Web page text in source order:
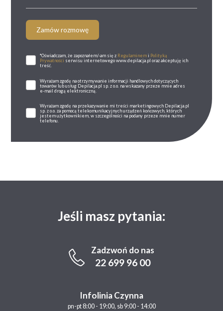
Zamów rozmowę
*Oświadczam, że zapoznałem/-am się z Regulaminemi Polityką
Prywatności serwisu internetowego www.depilacja.pl oraz akceptuję ich
treść.
Wyrażam zgodę na otrzymywanie informacji handlowych dotyczących
towarów lub usług Depilacja.pl sp. z o.o. na wskazany przeze mnie adres
e-mail drogą elektroniczną.
Wyrażam zgodę na przekazywanie mi treści marketingowych Depilacja.pl
sp. z o.o. za pomocą telekomunikacyjnych urządzeń końcowych, których
jestem użytkownikiem, w szczególności na podany przeze mnie numer
telefonu.
Jeśli masz pytania:
Zadzwoń do nas
22 699 96 00
Infolinia Czynna
pn-pt 8:00 - 19:00, sb 9:00 - 14:00